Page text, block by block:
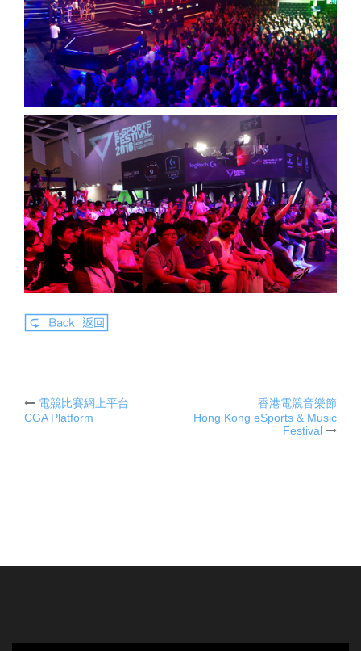
Post
電競比賽網上平台
CGA Platform
香港電競音樂節
Hong Kong eSports & Music
Festival